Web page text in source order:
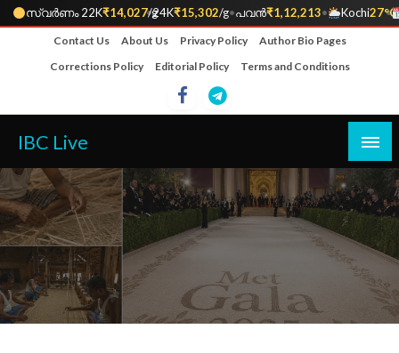
സ്വർണം 22K₹14,027/g
•24K₹15,302/g•പവൻ₹1,12,213• Kochi27°C
•
Contact Us About Us Privacy Policy
Author Bio Pages
Corrections Policy
Editorial Policy Terms and Conditions
IBC Live